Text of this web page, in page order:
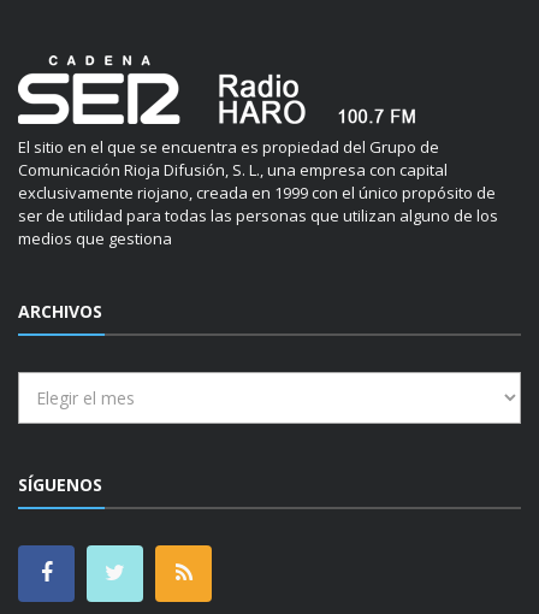
El sitio en el que se encuentra es propiedad del Grupo de
Comunicación Rioja Difusión, S. L., una empresa con capital
exclusivamente riojano, creada en 1999 con el único propósito de
ser de utilidad para todas las personas que utilizan alguno de los
medios que gestiona
ARCHIVOS
SÍGUENOS